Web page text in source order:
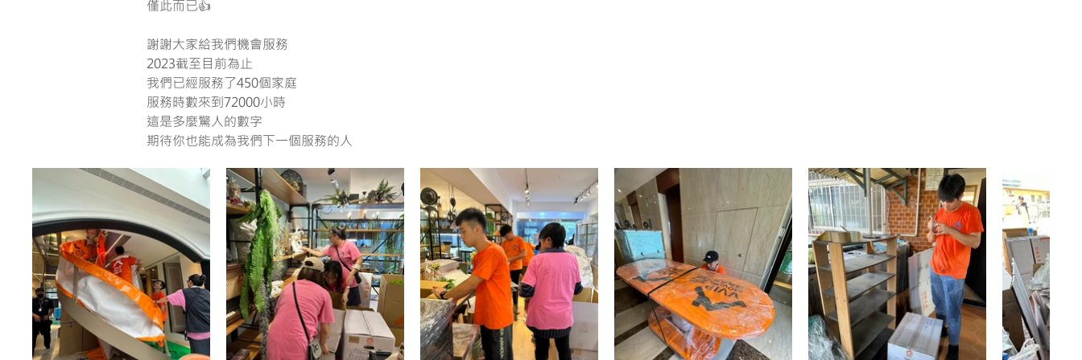
僅此而已👍
謝謝大家給我們機會服務
2023截至目前為止
我們已經服務了450個家庭
服務時數來到72000小時
這是多麼驚人的數字
期待你也能成為我們下一個服務的人